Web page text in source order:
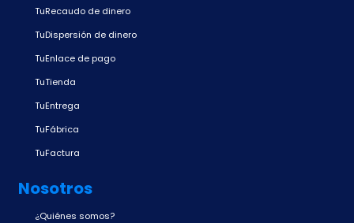
TuRecaudo de dinero
TuDispersión de dinero
TuEnlace de pago
TuTienda
TuEntrega
TuFábrica
TuFactura
Nosotros
¿Quiénes somos?